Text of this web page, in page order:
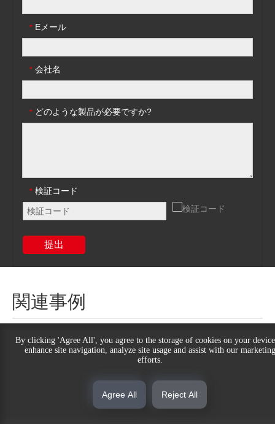
* Eメール
* 会社名
* どのような製品が必要ですか?
* 検証コード
提出
関連事例
By clicking 'Agree All', you agree to the storage of cookies on your
enhance site navigation, analyze site usage and assist with our marketing
efforts.
Agree All Reject All